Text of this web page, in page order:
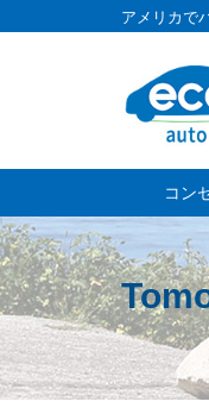
アメリカで
コン